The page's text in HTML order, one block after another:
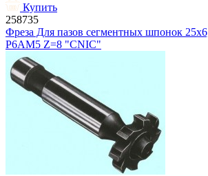
Купить
258735
Фреза Для пазов сегментных шпонок
Р6АМ5 Z=8 "CNIC"